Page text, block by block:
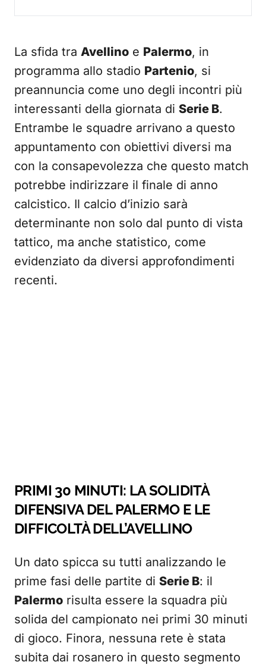
La sfida tra Avellino e Palermo, in
programma allo stadio Partenio, si
preannuncia come uno degli incontri più
interessanti della giornata di Serie B.
Entrambe le squadre arrivano a questo
appuntamento con obiettivi diversi ma
con la consapevolezza che questo match
potrebbe indirizzare il finale di anno
calcistico. Il calcio d’inizio sarà
determinante non solo dal punto di vista
tattico, ma anche statistico, come
evidenziato da diversi approfondimenti
recenti.
PRIMI 30 MINUTI: LA SOLIDITÀ
DIFENSIVA DEL PALERMO E LE
DIFFICOLTÀ DELL’AVELLINO
Un dato spicca su tutti analizzando le
prime fasi delle partite di Serie B: il
Palermo risulta essere la squadra più
solida del campionato nei primi 30 minuti
di gioco. Finora, nessuna rete è stata
subita dai rosanero in questo segmento